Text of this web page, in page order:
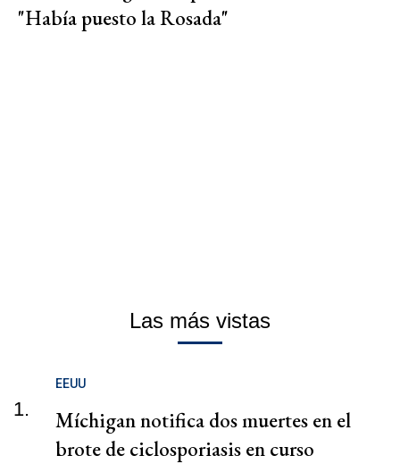
"Había puesto la Rosada"
Las más vistas
1.
EEUU
Míchigan notifica dos muertes en el
brote de ciclosporiasis en curso